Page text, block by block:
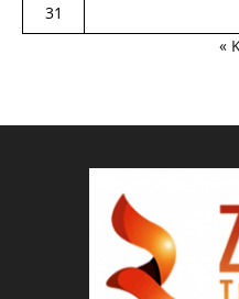
31
«